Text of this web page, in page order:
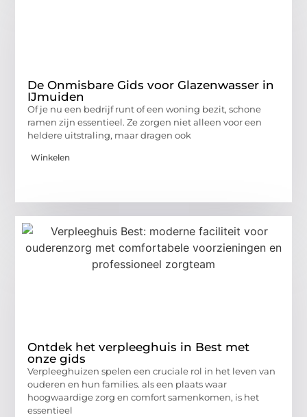
De Onmisbare Gids voor Glazenwasser in
IJmuiden
Of je nu een bedrijf runt of een woning bezit, schone
ramen zijn essentieel. Ze zorgen niet alleen voor een
heldere uitstraling, maar dragen ook
Winkelen
Ontdek het verpleeghuis in Best met
onze gids
Verpleeghuizen spelen een cruciale rol in het leven van
ouderen en hun families. als een plaats waar
hoogwaardige zorg en comfort samenkomen, is het
essentieel